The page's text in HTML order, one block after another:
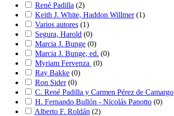
René Padilla (2)
Keith J. White, Haddon Willmer (1)
Varios autores (1)
Segura, Harold (0)
Marcia J. Bunge (0)
Marcia J. Bunge, ed. (0)
Myriam Fervenza (0)
Ray Bakke (0)
Ron Sider (0)
C. René Padilla y Carmen Pérez de Camargo
H. Fernando Bullón - Nicolás Panotto (0)
Alberto F. Roldán (2)